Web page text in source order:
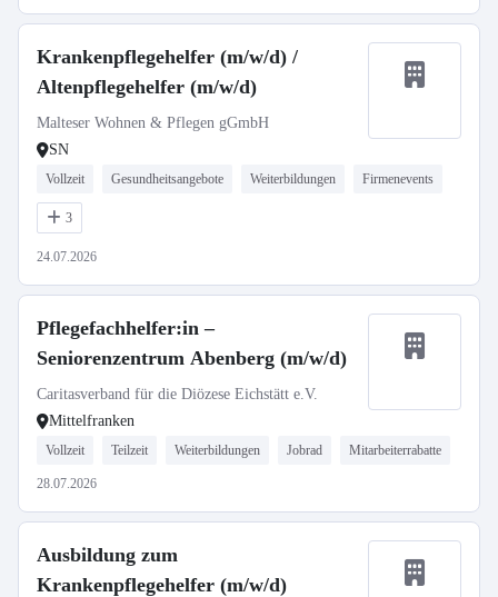
Krankenpflegehelfer (m/w/d) /
Altenpflegehelfer (m/w/d)
Malteser Wohnen & Pflegen gGmbH
SN
Vollzeit Gesundheitsangebote Weiterbildungen Firmenevents
3
24.07.2026
Pflegefachhelfer:in –
Seniorenzentrum Abenberg (m/w/d)
Caritasverband für die Diözese Eichstätt e.V.
Mittelfranken
Vollzeit Teilzeit Weiterbildungen Jobrad Mitarbeiterrabatte
28.07.2026
Ausbildung zum
Krankenpflegehelfer (m/w/d)